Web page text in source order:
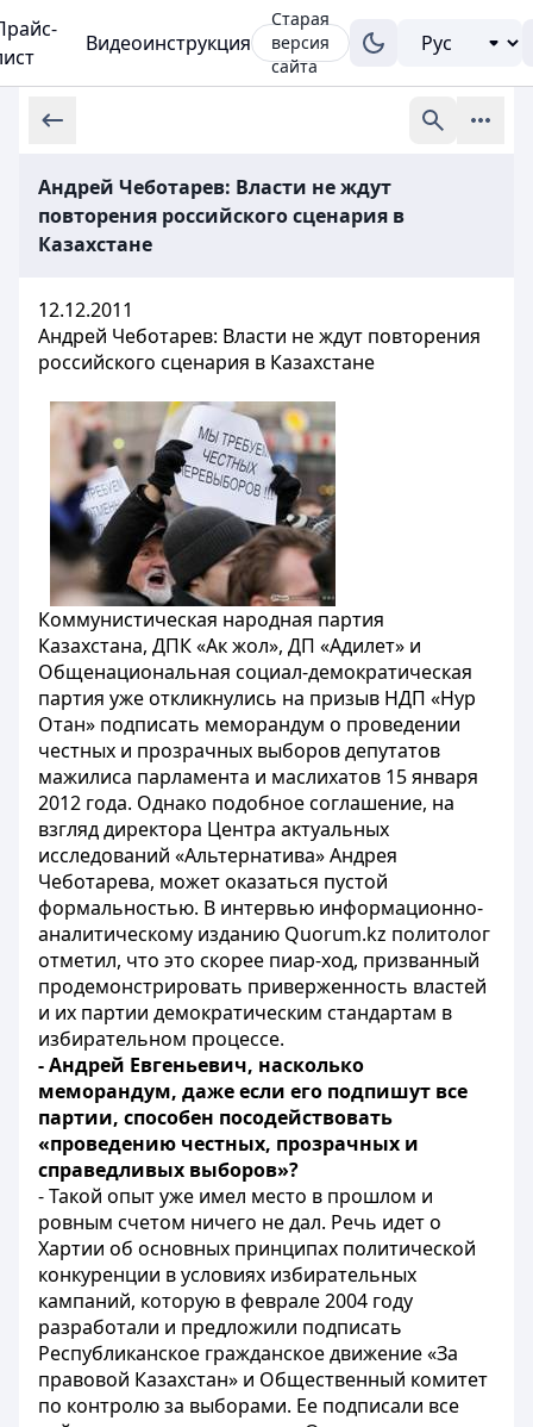
Видеоинструкция
Старая
версия
сайта
Андрей Чеботарев: Власти не ждут
повторения российского сценария в
Казахстане
12.12.2011
Андрей Чеботарев: Власти не ждут повторения
российского сценария в Казахстане
Коммунистическая народная партия
Казахстана, ДПК «Ак жол», ДП «Адилет» и
Общенациональная социал-демократическая
партия уже откликнулись на призыв НДП «Нур
Отан» подписать меморандум о проведении
честных и прозрачных выборов депутатов
мажилиса парламента и маслихатов 15 января
2012 года. Однако подобное соглашение, на
взгляд директора Центра актуальных
исследований «Альтернатива» Андрея
Чеботарева, может оказаться пустой
формальностью. В интервью информационно-
аналитическому изданию Quorum.kz политолог
отметил, что это скорее пиар-ход, призванный
продемонстрировать приверженность властей
и их партии демократическим стандартам в
избирательном процессе.
- Андрей Евгеньевич, насколько
меморандум, даже если его подпишут все
партии, способен посодействовать
«проведению честных, прозрачных и
справедливых выборов»?
- Такой опыт уже имел место в прошлом и
ровным счетом ничего не дал. Речь идет о
Хартии об основных принципах политической
конкуренции в условиях избирательных
кампаний, которую в феврале 2004 году
разработали и предложили подписать
Республиканское гражданское движение «За
правовой Казахстан» и Общественный комитет
по контролю за выборами. Ее подписали все